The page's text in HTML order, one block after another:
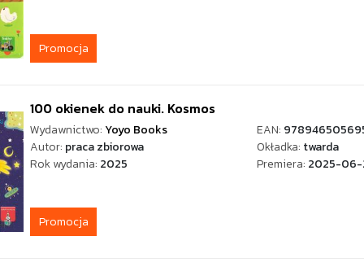
Promocja
100 okienek do nauki. Kosmos
Wydawnictwo: Yoyo Books EAN:
Autor: praca zbiorowa Okładka: twarda
Rok wydania: 2025 Premiera: 2025-
Promocja